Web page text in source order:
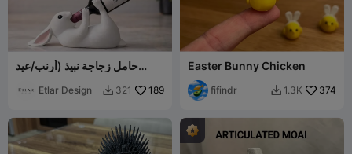
حامل زجاجة نبيذ (أرنب/عيد
Etlar Design  321 189
Easter Bunny Chicken
fifindr  1.3K 374